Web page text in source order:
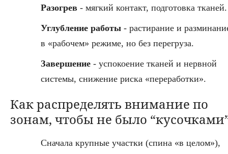
Разогрев - мягкий контакт, подготовка тканей.
Углубление работы - растирание и
в «рабочем» режиме, но без перегруза.
Завершение - успокоение тканей и нервной
системы, снижение риска «переработки».
Как распределять внимание по
зонам, чтобы не было
Сначала крупные участки (спина «в целом»),